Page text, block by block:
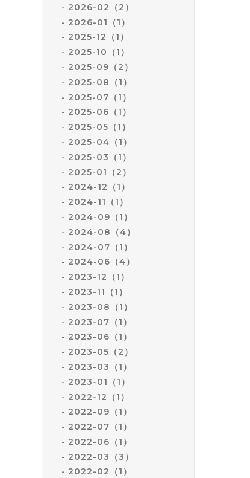
2026-02（2）
2026-01（1）
2025-12（1）
2025-10（1）
2025-09（2）
2025-08（1）
2025-07（1）
2025-06（1）
2025-05（1）
2025-04（1）
2025-03（1）
2025-01（2）
2024-12（1）
2024-11（1）
2024-09（1）
2024-08（4）
2024-07（1）
2024-06（4）
2023-12（1）
2023-11（1）
2023-08（1）
2023-07（1）
2023-06（1）
2023-05（2）
2023-03（1）
2023-01（1）
2022-12（1）
2022-09（1）
2022-07（1）
2022-06（1）
2022-03（3）
2022-02（1）